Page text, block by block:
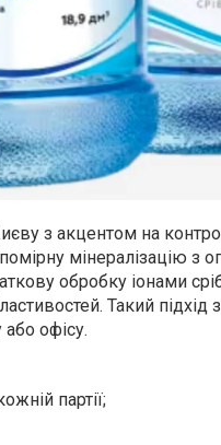
з акцентом на
мінералізацію з
обробку іонами
Такий
офісу.
партії;